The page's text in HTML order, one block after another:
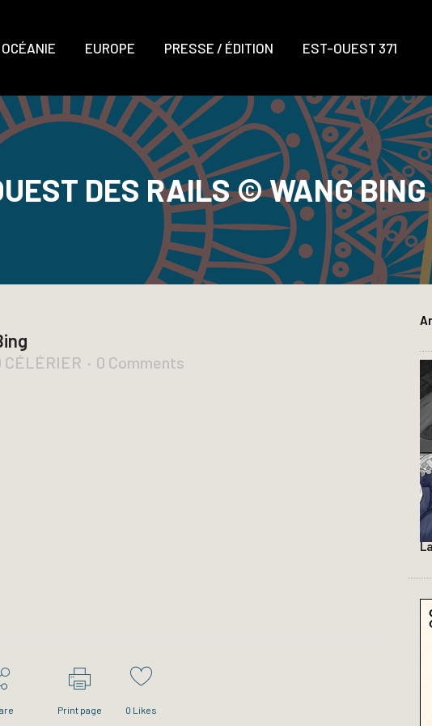
OCÉANIE EUROPE PRESSE / ÉDITION EST-OUEST 371
DES RAILS © WANG BING
CÉLÉRIER 0 Comments
Print page 0 Likes